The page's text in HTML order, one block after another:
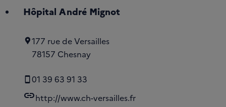
Hôpital André Mignot
177 rue de Versailles
78157 Chesnay
01 39 63 91 33
linkhttp://www.ch-versailles.fr